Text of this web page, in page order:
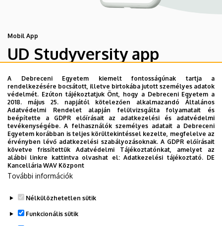
Mobil App
UD Studyversity app
Engedd meg, hogy figyelmedbe ajánljuk a Debreceni
Egyetem új applikációját, melyet hallgatói számára
készített. Az alkalmazás bevezetésével célunk, hogy
segítsünk eligazodni az egyetemi mindennapokban, a
tanulmányaiddal kapcsolatban gyorsan elérhető
információkat biztosítsunk, útmutatót adjunk az egyetemi
évek során felmerülő helyzetekkel, kérdésekkel
kapcsolatban, továbbá „zsebközelbe” hozzuk az Egyetem
és Debrecen város kulturális és sport életét.
A Debreceni Egyetem kiemelt fontosságúnak tartja a
rendelkezésére bocsátott, illetve birtokába jutott személyes adatok
védelmét. Ezúton tájékoztatjuk Önt, hogy a Debreceni Egyetem a
2018. május 25. napjától kötelezően alkalmazandó Általános
Adatvédelmi Rendelet alapján felülvizsgálta folyamatait és
beépítette a GDPR előírásait az adatkezelési és adatvédelmi
tevékenységébe. A felhasználók személyes adatait a Debreceni
Egyetem korábban is teljes körültekintéssel kezelte, megfelelve az
érvényben lévő adatkezelési szabályozásoknak. A GDPR előírásait
követve frissítettük Adatvédelmi Tájékoztatónkat, amelyet az
alábbi linkre kattintva olvashat el:Adatkezelési tájékoztató. DE
Kancellária WAV Központ
További információk
Nélkülözhetetlen sütik
Funkcionális sütik